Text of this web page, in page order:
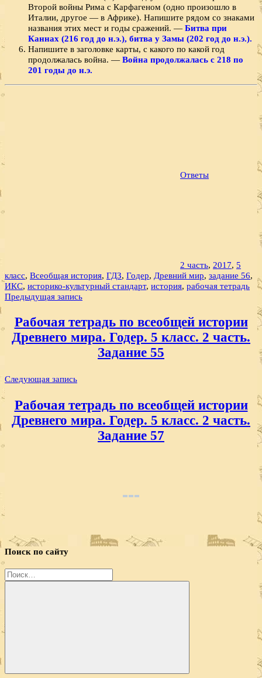
Второй войны Рима с Карфагеном (одно произошло в
Италии, другое — в Африке). Напишите рядом со зна­ками
названия этих мест и годы сражений. — Битва при
Каннах (216 год до н.э.), битва у Замы (202 год до н.э.).
Напишите в заголовке карты, с какого по какой год
продолжалась война. — Война продолжалась с 218 по
201 годы до н.э.
Ответы
2 часть, 2017, 5
класс, Всеобщая история, ГДЗ, Годер, Древний мир, задание 56,
ИКС, историко-культурный стандарт, история, рабочая тетрадь
Навигация
записям
Предыдущая запись
Рабочая тетрадь по всеобщей истории
Древнего мира. Годер. 5 класс. 2 часть.
Задание 55
Следующая запись
Рабочая тетрадь по всеобщей истории
Древнего мира. Годер. 5 класс. 2 часть.
Задание 57
Поиск по сайту
Найти:
Поиск